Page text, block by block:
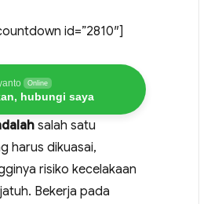
id=”2810″]
Online
hubungi saya
salah satu
harus dikuasai,
risiko kecelakaan
Bekerja pada